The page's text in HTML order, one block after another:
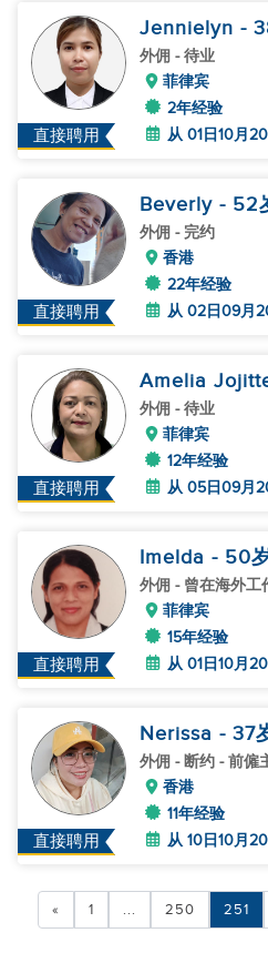
直接聘用
Jennielyn -
外佣 - 待业
菲律宾
2年经验
从 01日10月
直接聘用
Beverly - 52
外佣 - 完约
香港
22年经验
从 02日09月
直接聘用
Amelia
外佣 - 待业
菲律宾
12年经验
从 05日09月
直接聘用
Imelda - 50
外佣 - 曾在海外工
菲律宾
15年经验
从 01日10月
直接聘用
Nerissa - 37
外佣 - 断约 - 前僱
香港
11年经验
从 10日10月
« 1 ... 250 251